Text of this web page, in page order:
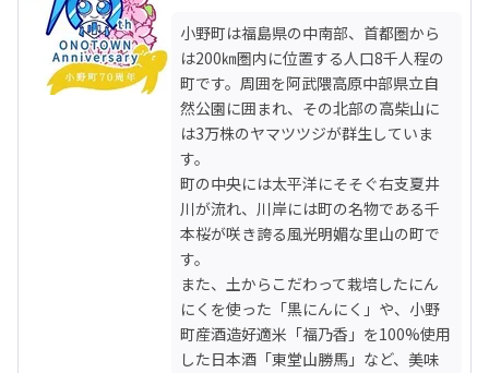
小野町は福島県の中南部、首都圏から
は200㎞圏内に位置する人口8千人程の
町です。周囲を阿武隈高原中部県立自
然公園に囲まれ、その北部の高柴山に
は3万株のヤマツツジが群生していま
す。
町の中央には太平洋にそそぐ右支夏井
川が流れ、川岸には町の名物である千
本桜が咲き誇る風光明媚な里山の町で
す。
また、土からこだわって栽培したにん
にくを使った「黒にんにく」や、小野
町産酒造好適米「福乃香」を100%使用
した日本酒「東堂山勝馬」など、美味